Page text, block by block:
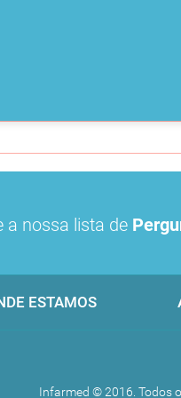
a nossa lista de
ESTAMOS
Infarmed © 2016. Todos